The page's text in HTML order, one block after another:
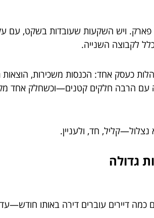
ויש השקעות שעובדות בשקט, עם
כעסק אחד: הכנסות משכירות, הוצאות
עם הרבה חלקים קטנים—וכשחלק אחד
חד, ולעניין.
דיירים עוברים דירה באותו